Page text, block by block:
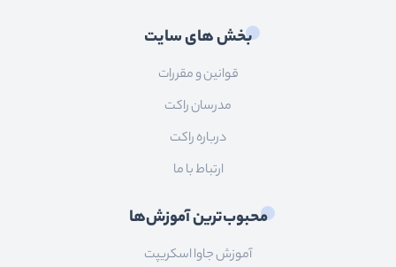
بخش های سایت
قوانین و مقررات
مدرسان راکت
درباره راکت
ارتباط با ما
محبوب‌ترین آموزش‌ها
آموزش جاوا اسکریپت